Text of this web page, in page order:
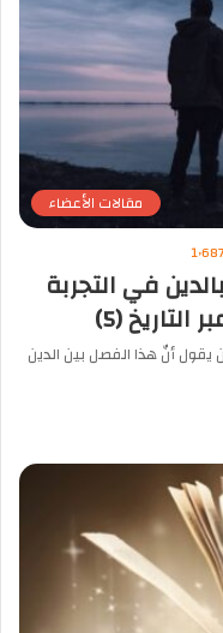
مقالات الأعضاء
1٬687
بالدين في التجربة
(5)
أنّ هذا الفصل بين الدين